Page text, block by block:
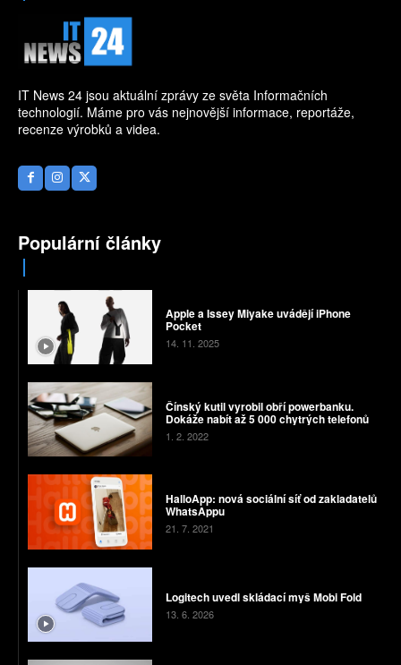
IT News 24 jsou aktuální zprávy ze světa Informačních
technologií. Máme pro vás nejnovější informace, reportáže,
recenze výrobků a videa.
Populární články
Apple a Issey Miyake uvádějí iPhone
Pocket
14. 11. 2025
Čínský kutil vyrobil obří powerbanku.
Dokáže nabít až 5 000 chytrých telefonů
1. 2. 2022
HalloApp: nová sociální síť od zakladatelů
WhatsAppu
21. 7. 2021
Logitech uvedl skládací myš Mobi Fold
13. 6. 2026